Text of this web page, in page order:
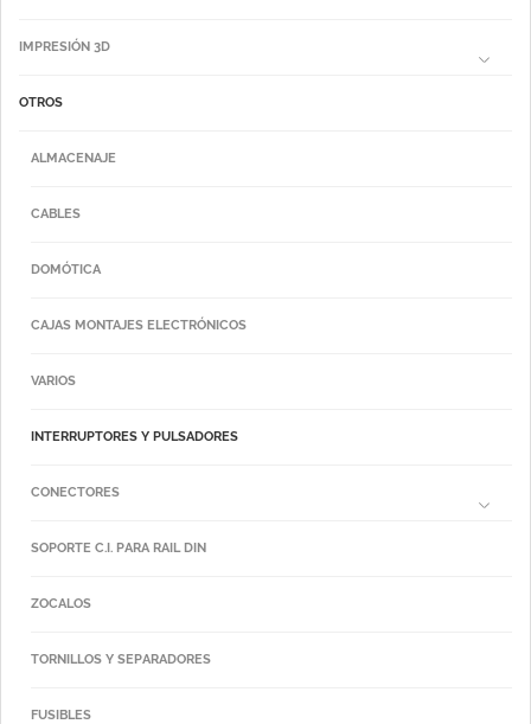
IMPRESIÓN 3D
OTROS
ALMACENAJE
CABLES
DOMÓTICA
CAJAS MONTAJES ELECTRÓNICOS
VARIOS
INTERRUPTORES Y PULSADORES
CONECTORES
SOPORTE C.I. PARA RAIL DIN
ZOCALOS
TORNILLOS Y SEPARADORES
FUSIBLES